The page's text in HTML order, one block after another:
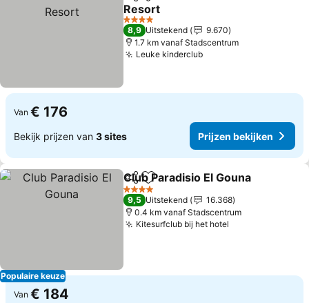
Resort
Prijzen bekijken
4 Sterren
8,9 Uitstekend
9.670
1.7 km vanaf Stadscentrum
Leuke kinderclubPrijzen bekijken
Van € 176
Bekijk prijzen van 3 sites Prijzen bekijken
Populaire keuze
DelenToevoegen aan favorieten
Club Paradisio El Gouna
4 Sterren
9,5 Uitstekend
16.368
0.4 km vanaf Stadscentrum
Kitesurfclub bij het hotel
Van € 184